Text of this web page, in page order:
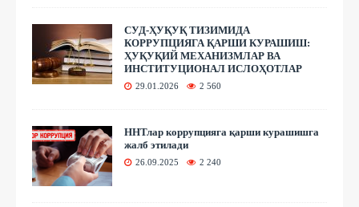
СУД-ҲУҚУҚ ТИЗИМИДА
КОРРУПЦИЯГА ҚАРШИ КУРАШИШ:
ҲУҚУҚИЙ МЕХАНИЗМЛАР ВА
ИНСТИТУЦИОНАЛ ИСЛОҲОТЛАР
29.01.2026 2 560
ННТлар коррупцияга қарши курашишга
жалб этилади
26.09.2025 2 240